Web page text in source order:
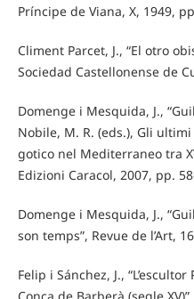
Príncipe de Viana, X, 1949,
Climent Parcet, J., “El otro
Sociedad Castellonense de
Domenge i Mesquida, J.,
Nobile, M. R. (eds.), Gli
gotico nel Mediterraneo tra
Edizioni Caracol, 2007, pp.
Domenge i Mesquida, J.,
son temps”, Revue de l’Art,
Felip i Sánchez, J.,